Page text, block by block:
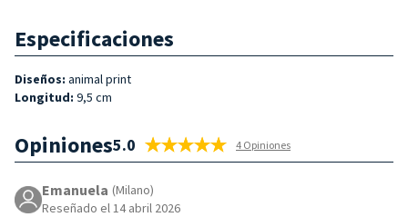
Especificaciones
Diseños: animal print
Longitud: 9,5 cm
Opiniones5.0 4 Opiniones
Emanuela (Milano)
Reseñado el 14 abril 2026